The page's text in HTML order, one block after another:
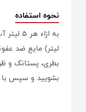
نحوه استفاده
لیتر) مایع ضد
بطری، پستانک و
بشویید و سپس با